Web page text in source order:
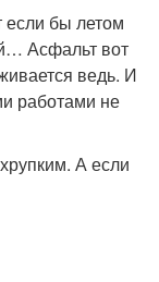
если бы летом
Асфальт вот
ведь. И
работами не
А если